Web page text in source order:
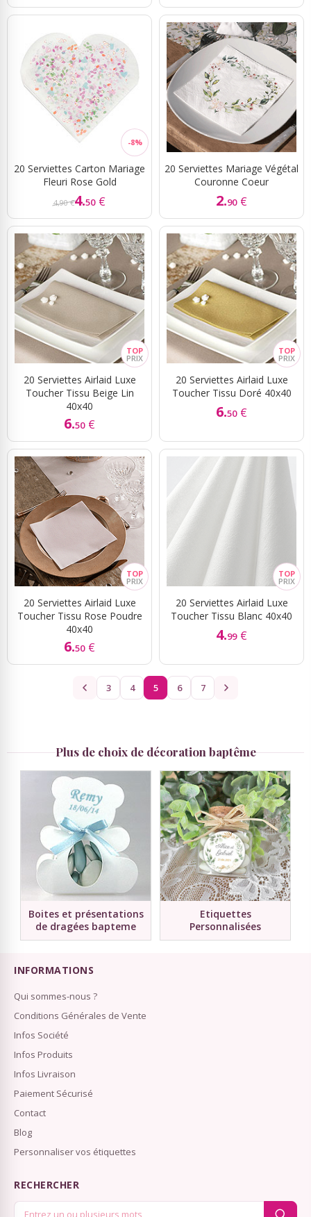
20 Serviettes Carton Mariage
Fleuri Rose Gold
4,90 €4.50 €
20 Serviettes Mariage Végétal
Couronne Coeur
2.90 €
20 Serviettes Airlaid Luxe
Toucher Tissu Beige Lin
40x40
6.50 €
20 Serviettes Airlaid Luxe
Toucher Tissu Doré 40x40
6.50 €
20 Serviettes Airlaid Luxe
Toucher Tissu Rose Poudre
40x40
6.50 €
20 Serviettes Airlaid Luxe
Toucher Tissu Blanc 40x40
4.99 €
3 4 5 6 7
Plus de choix de décoration baptême
Boites et présentations
de dragées bapteme
Etiquettes
Personnalisées
INFORMATIONS
Qui sommes-nous ?
Conditions Générales de Vente
Infos Société
Infos Produits
Infos Livraison
Paiement Sécurisé
Contact
Blog
Personnaliser vos étiquettes
RECHERCHER